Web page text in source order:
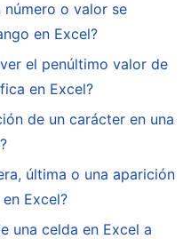
número o valor se
en Excel?
el penúltimo valor de
en Excel?
de un carácter en una
última o una aparición
Excel?
una celda en Excel a